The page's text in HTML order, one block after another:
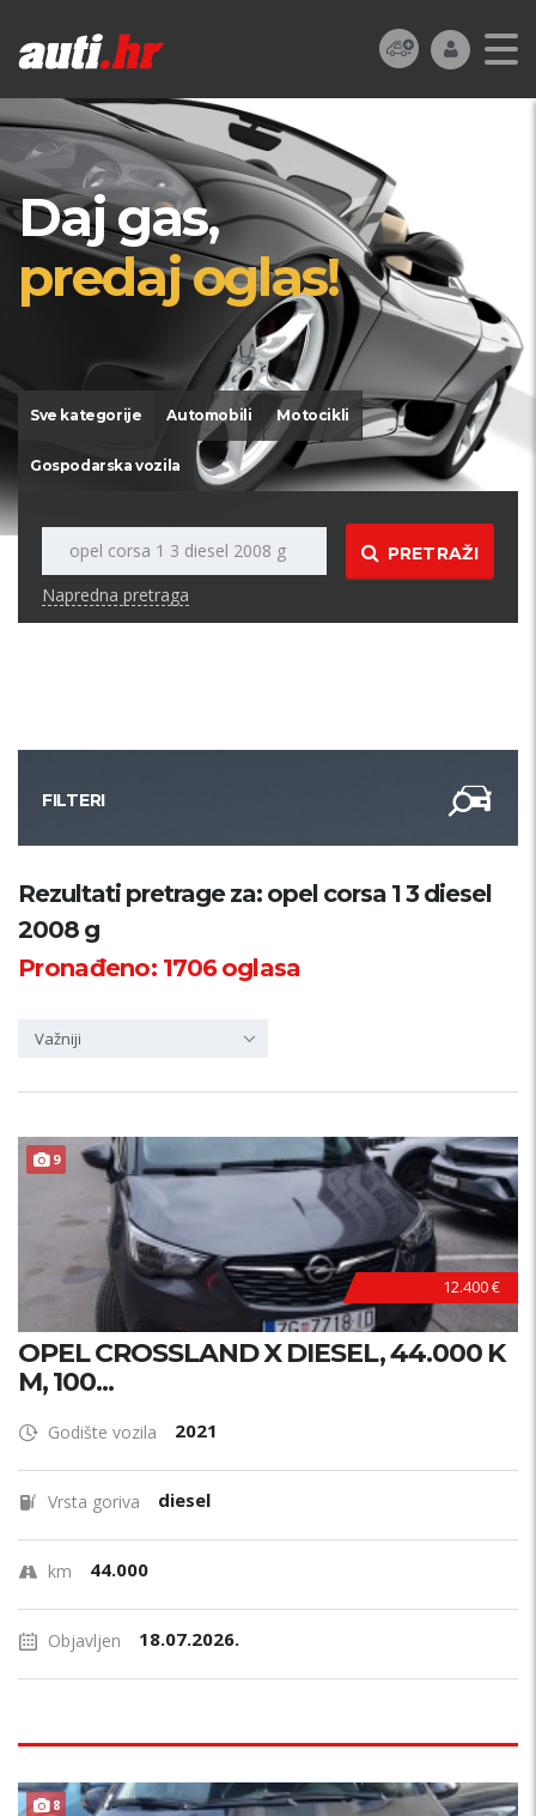
Daj gas,
predaj oglas!
Sve kategorije Automobili Motocikli
Gospodarska vozila
PRETRAŽI
Napredna pretraga
FILTERI
Kategorija
Županija
Rezultati pretrage za: opel corsa 1 3 diesel
2008 g
Pronađeno: 1706oglasa
Važniji
9
12.400 €
OPEL CROSSLAND X DIESEL, 44.000 K
M, 100...
Godište vozila 2021
Vrsta goriva diesel
km 44.000
Objavljen 18.07.2026.
8